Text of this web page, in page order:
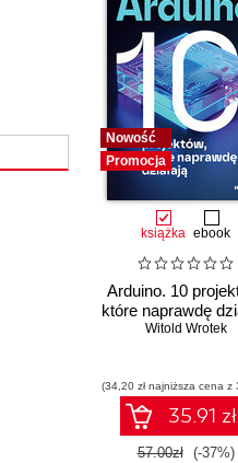
Nowość
Promocja
książka ebook
Arduino. 10
które naprawdę
Witold Wrotek
(34,20 zł najniższa cena z
35.91 zł
57.00zł (-37%)